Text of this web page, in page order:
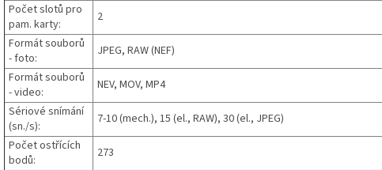
Počet slotů pro
pam. karty:
2
Formát souborů
- foto:
JPEG, RAW (NEF)
Formát souborů
- video:
NEV, MOV, MP4
Sériové snímání
(sn./s):
7-10 (mech.), 15 (el., RAW), 30 (el., JPEG)
Počet ostřících
bodů:
273